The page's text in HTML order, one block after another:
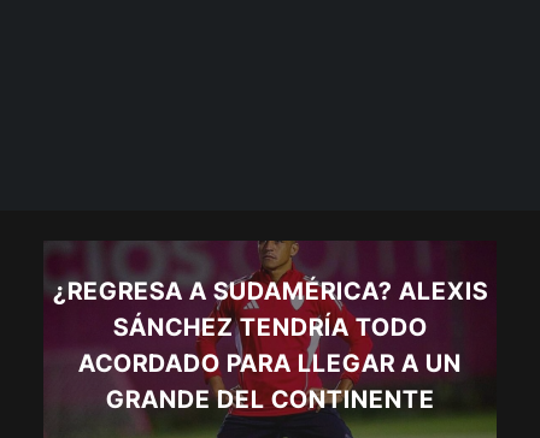
¿REGRESA A SUDAMÉRICA? ALEXIS
SÁNCHEZ TENDRÍA TODO
ACORDADO PARA LLEGAR A UN
GRANDE DEL CONTINENTE